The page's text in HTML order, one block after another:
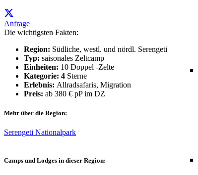
Anfrage
Die wichtigsten Fakten:
Region: Südliche, westl. und nördl. Serengeti
Typ: saisonales Zeltcamp
Einheiten: 10 Doppel -Zelte
Kategorie: 4 Sterne
Erlebnis: Allradsafaris, Migration
Preis: ab 380 € pP im DZ
Mehr über die Region:
Serengeti Nationalpark
Camps und Lodges in dieser Region: